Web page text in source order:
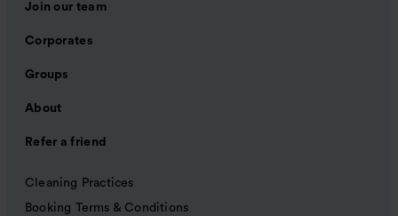
Join our team
Corporates
Groups
About
Refer a friend
Cleaning Practices
Booking Terms & Conditions